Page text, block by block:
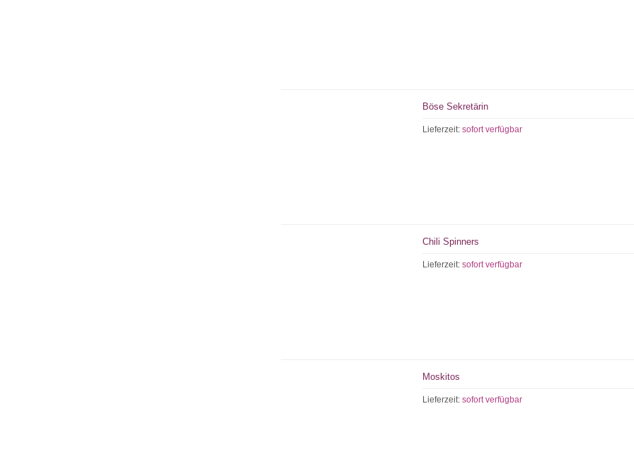
Böse Sekretärin
Lieferzeit:sofort verfügbar
Chili Spinners
Lieferzeit:sofort verfügbar
Moskitos
Lieferzeit:sofort verfügbar